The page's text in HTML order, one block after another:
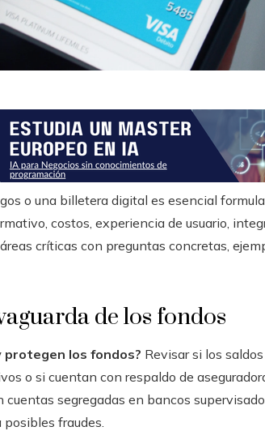
o una billetera digital es esencial
costos, experiencia de usuario,
críticas con preguntas concretas,
de los fondos
protegen los fondos? Revisar si los
o si cuentan con respaldo de
segregadas en bancos
fraudes.